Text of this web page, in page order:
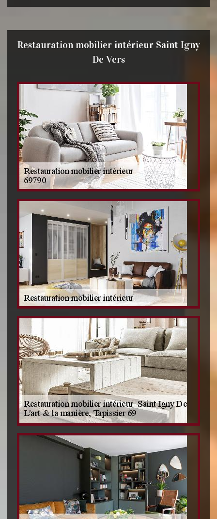
Restauration mobilier intérieur Saint Igny
De Vers